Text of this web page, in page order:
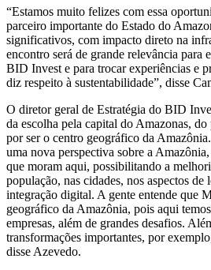
“Estamos muito felizes com essa
parceiro importante do Estado do
significativos, com impacto direto na
encontro será de grande relevância para
BID Invest e para trocar experiências e
diz respeito à sustentabilidade”, disse
O diretor geral de Estratégia do BID
da escolha pela capital do Amazonas,
por ser o centro geográfico da
uma nova perspectiva sobre a
que moram aqui, possibilitando a
população, nas cidades, nos aspectos
integração digital. A gente entende que
geográfico da Amazônia, pois aqui
empresas, além de grandes desafios.
transformações importantes, por
disse Azevedo.